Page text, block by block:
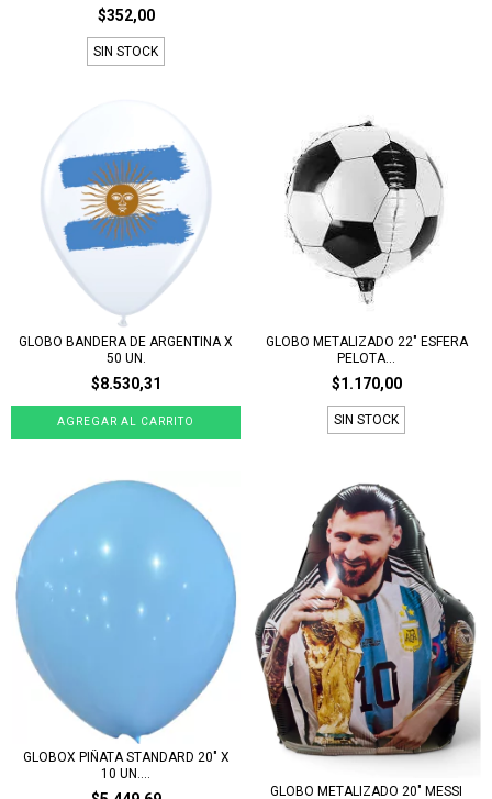
$352,00
SIN STOCK
GLOBO BANDERA DE ARGENTINA X
50 UN.
$8.530,31
GLOBO METALIZADO 22" ESFERA
PELOTA...
$1.170,00
SIN STOCK
GLOBOX PIÑATA STANDARD 20" X
10 UN....
GLOBO METALIZADO 20" MESSI